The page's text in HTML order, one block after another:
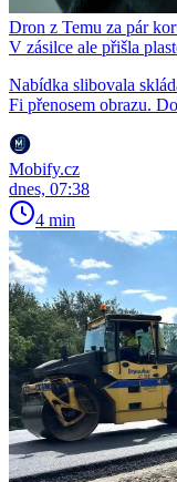
Dron z Temu za pár
V zásilce ale přišla
Nabídka slibovala
Fi přenosem obrazu.
Mobify.cz
dnes, 07:38
4 min